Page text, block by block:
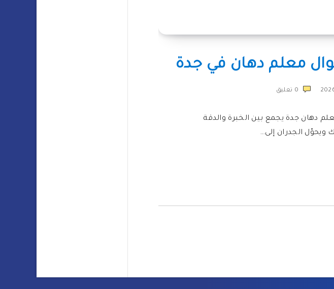
معلم دهان في جدة
0 تعليق
دهان جدة يجمع بين الخبرة والدقة
الجدران إلى…